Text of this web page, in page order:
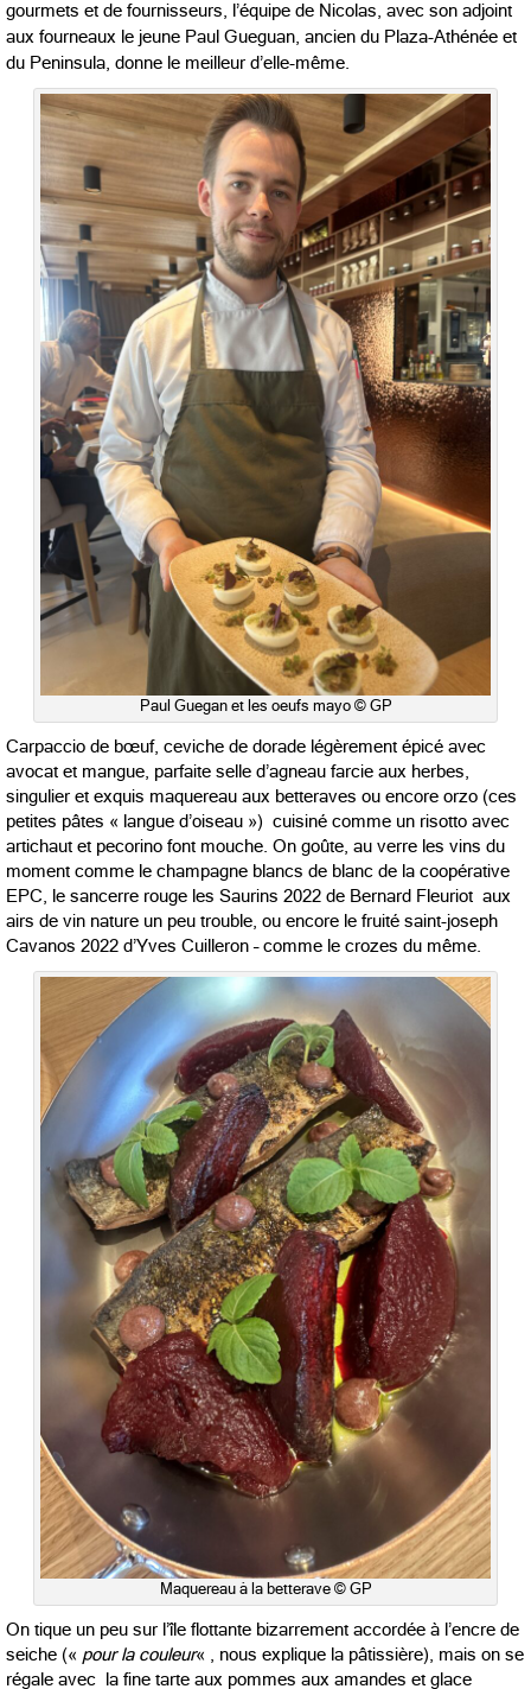
gourmets et de fournisseurs, l’équipe de Nicolas, avec son adjoint
aux fourneaux le jeune Paul Gueguan, ancien du Plaza-Athénée et
du Peninsula, donne le meilleur d’elle-même.
Paul Guegan et les oeufs mayo © GP
Carpaccio de bœuf, ceviche de dorade légèrement épicé avec
avocat et mangue, parfaite selle d’agneau farcie aux herbes,
singulier et exquis maquereau aux betteraves ou encore orzo (ces
petites pâtes « langue d’oiseau ») cuisiné comme un risotto avec
artichaut et pecorino font mouche. On goûte, au verre les vins du
moment comme le champagne blancs de blanc de la coopérative
EPC, le sancerre rouge les Saurins 2022 de Bernard Fleuriot aux
airs de vin nature un peu trouble, ou encore le fruité saint-joseph
Cavanos 2022 d’Yves Cuilleron – comme le crozes du même.
Maquereau à la betterave © GP
On tique un peu sur l’île flottante bizarrement accordée à l’encre de
seiche (« pour la couleur« , nous explique la pâtissière), mais on se
régale avec la fine tarte aux pommes aux amandes et glace